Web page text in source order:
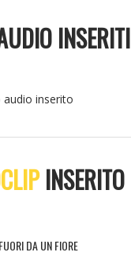
INSERITI
audio inserito
INSERITO
DA UN FIORE